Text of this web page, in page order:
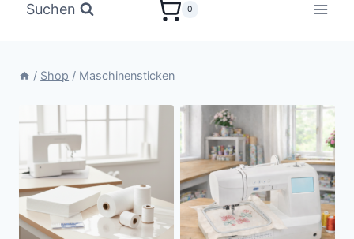
Suchen 0
/ Shop / Maschinensticken